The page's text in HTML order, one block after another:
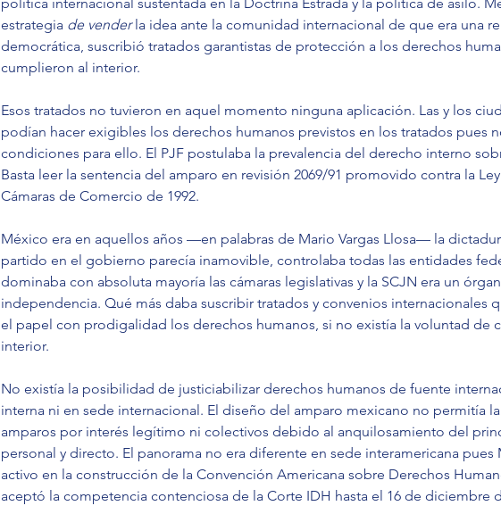
estrategia de vender la idea ante la comunidad internacional de que era una
democrática, suscribió tratados garantistas de protección a los derechos
cumplieron al interior.
Esos tratados no tuvieron en aquel momento ninguna aplicación. Las y los
podían hacer exigibles los derechos humanos previstos en los tratados pues
condiciones para ello. El PJF postulaba la prevalencia del derecho interno
Basta leer la sentencia del amparo en revisión 2069/91 promovido contra la
Cámaras de Comercio de 1992.
México era en aquellos años —en palabras de Mario Vargas Llosa— la
partido en el gobierno parecía inamovible, controlaba todas las entidades
dominaba con absoluta mayoría las cámaras legislativas y la SCJN era un
independencia. Qué más daba suscribir tratados y convenios internacionales
el papel con prodigalidad los derechos humanos, si no existía la voluntad de
interior.
No existía la posibilidad de justiciabilizar derechos humanos de fuente
interna ni en sede internacional. El diseño del amparo mexicano no permitía
amparos por interés legítimo ni colectivos debido al anquilosamiento del
personal y directo. El panorama no era diferente en sede interamericana pues
activo en la construcción de la Convención Americana sobre Derechos
aceptó la competencia contenciosa de la Corte IDH hasta el 16 de diciembre